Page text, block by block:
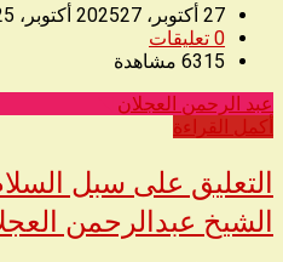
27 أكتوبر، 2025
27 أكتوبر، 2025
0 تعليقات
6315 مشاهدة
عبد الرحمن العجلان
أكمل القراءة
التعليق على سبل
الشيخ عبدالرحمن